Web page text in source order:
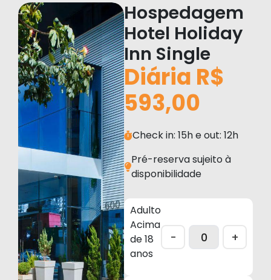
Hospedagem
Hotel Holiday
Inn Single
Diária R$
593,00
Check in: 15h e out: 12h
Pré-reserva sujeito à
disponibilidade
Adulto
Acima
de 18
anos
- +